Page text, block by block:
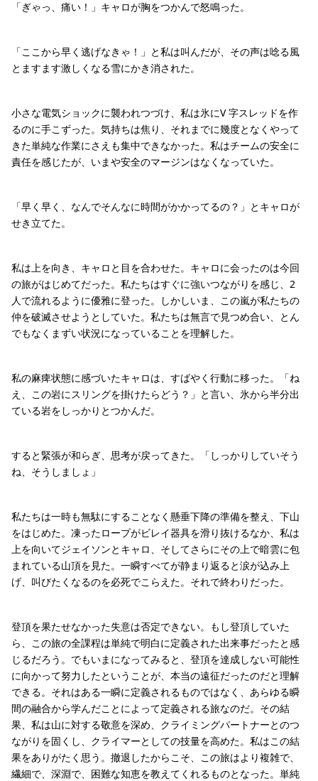
「ぎゃっ、痛い！」キャロが胸をつかんで怒鳴った。
「ここから早く逃げなきゃ！」と私は叫んだが、その声は唸る風
とますます激しくなる雪にかき消された。
小さな電気ショックに襲われつづけ、私は氷にV 字スレッドを作
るのに手こずった。気持ちは焦り、それまでに幾度となくやって
きた単純な作業にさえも集中できなかった。私はチームの安全に
責任を感じたが、いまや安全のマージンはなくなっていた。
「早く早く、なんでそんなに時間がかかってるの？」とキャロが
せき立てた。
私は上を向き、キャロと目を合わせた。キャロに会ったのは今回
の旅がはじめてだった。私たちはすぐに強いつながりを感じ、2
人で流れるように優雅に登った。しかしいま、この嵐が私たちの
仲を破滅させようとしていた。私たちは無言で見つめ合い、とん
でもなくまずい状況になっていることを理解した。
私の麻痺状態に感づいたキャロは、すばやく行動に移った。「ね
え、この岩にスリングを掛けたらどう？」と言い、氷から半分出
ている岩をしっかりとつかんだ。
すると緊張が和らぎ、思考が戻ってきた。「しっかりしていそう
ね、そうしましょ」
私たちは一時も無駄にすることなく懸垂下降の準備を整え、下山
をはじめた。凍ったロープがビレイ器具を滑り抜けるなか、私は
上を向いてジェイソンとキャロ、そしてさらにその上で暗雲に包
まれている山頂を見た。一瞬すべてが静まり返ると涙が込み上
げ、叫びたくなるのを必死でこらえた。それで終わりだった。
登頂を果たせなかった失意は否定できない。もし登頂していた
ら、この旅の全課程は単純で明白に定義された出来事だったと感
じるだろう。でもいまになってみると、登頂を達成しない可能性
に向かって努力したということが、本当の遠征だったのだと理解
できる。それはある一瞬に定義されるものではなく、あらゆる瞬
間の融合から学んだことによって定義される旅なのだ。その結
果、私は山に対する敬意を深め、クライミングパートナーとのつ
ながりを固くし、クライマーとしての技量を高めた。私はこの結
果をありがたく思う。撤退したからこそ、この旅はより複雑で、
繊細で、深淵で、困難な知恵を教えてくれるものとなった。単純